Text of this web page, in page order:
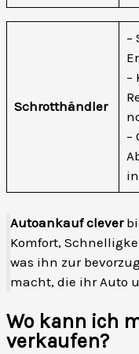
Schrotthändler
–
–
–
Autoankauf clever
Komfort,
was ihn zur
macht, die ihr Auto
Wo kann ich
verkaufen?